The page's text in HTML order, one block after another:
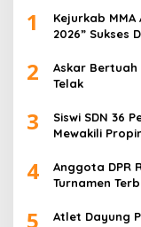
1
Kejurkab
2026” Sukses
2
Askar Bertuah
Telak
3
Siswi SDN 36
Mewakili
4
Anggota DPR
Turnamen
5
Atlet Dayung